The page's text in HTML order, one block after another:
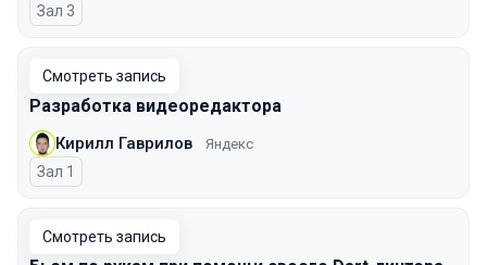
Зал 3
Смотреть запись
Разработка видеоредактора
Кирилл Гаврилов Яндекс
Зал 1
Смотреть запись